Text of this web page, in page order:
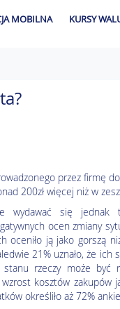
MOBILNA KURSY
przez firmę
200zł więcej niż w
wydawać się
ocen zmiany
oceniło ją jako gorszą
21% uznało, że ich
rzeczy może być
kosztów zakupów
określiło aż 72%